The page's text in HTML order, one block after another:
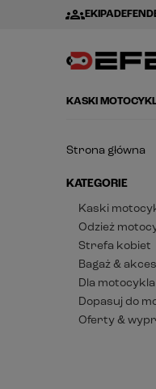
groups
KASKI
Strona główna
KATEGORIE
Kaski
Odzież
Strefa kobiet
Bagaż &
Dla motocykla
Dopasuj do
Oferty &